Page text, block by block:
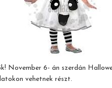
November 6- án szerdán
vehetnek részt.